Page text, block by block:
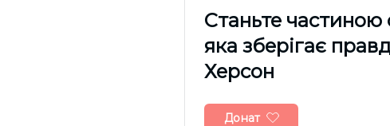
Cтаньте частиною
яка зберігає
Херсон
Донат